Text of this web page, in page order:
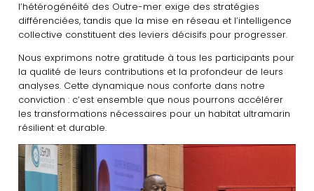
l’hétérogénéité des Outre-mer exige des stratégies
différenciées, tandis que la mise en réseau et l’intelligence
collective constituent des leviers décisifs pour progresser.
Nous exprimons notre gratitude à tous les participants pour
la qualité de leurs contributions et la profondeur de leurs
analyses. Cette dynamique nous conforte dans notre
conviction : c’est ensemble que nous pourrons accélérer
les transformations nécessaires pour un habitat ultramarin
résilient et durable.